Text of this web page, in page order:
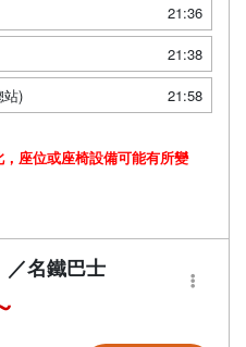
21:36
21:38
站)
21:58
座位或座椅設備可能有所變
／名鐵巴士